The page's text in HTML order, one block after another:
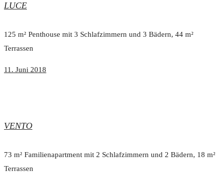
LUCE
125 m² Penthouse mit 3 Schlafzimmern und 3 Bädern, 44 m²
Terrassen
11. Juni 2018
VENTO
73 m² Familienapartment mit 2 Schlafzimmern und 2 Bädern, 18 m²
Terrassen